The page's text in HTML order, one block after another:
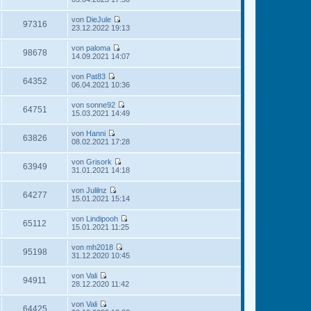
r
r
t
r
t
r
97316 von DieJule
N
s
t
r
e
i
r
g
23.12.2022 19:13
98678 von paloma
N
s
t
e
r
t
r
a
g
14.09.2021 14:07
64352 von Pat83
N
u
e
s
t
r
e
i
r
a
g
06.04.2021 10:36
64751 von sonne92
N
s
t
r
t
r
a
g
15.03.2021 14:49
63826 von Hanni
N
u
e
s
t
e
r
i
t
r
a
g
08.02.2021 17:28
63949 von Grisork
N
s
t
e
r
i
r
g
31.01.2021 14:18
64277 von Julilnz
N
e
s
t
e
r
i
t
r
15.01.2021 15:14
65112 von Lindipooh
N
s
t
r
i
15.01.2021 11:25
95198 von mh2018
N
s
t
31.12.2020 10:45
94911 von Vali
N
28.12.2020 11:42
64425 von Vali